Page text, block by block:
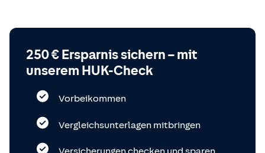
250 € Ersparnis sichern – mit
unserem HUK-Check
Vorbeikommen
Vergleichsunterlagen mitbringen